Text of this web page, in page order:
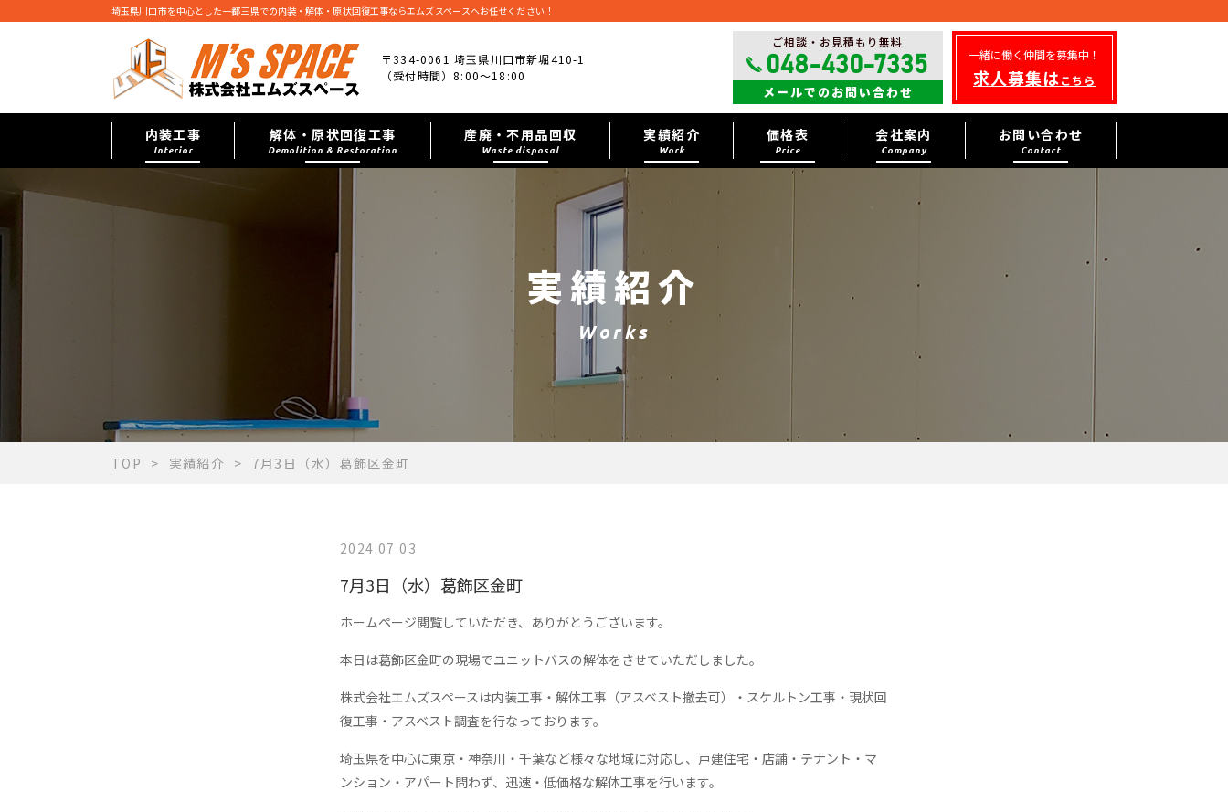
埼玉県川口市を中心とした一都三県での内装・解体・原状回復工事ならエムズスペースへお任せください！
〒334-0061 埼玉県川口市新堀410-1
（受付時間）8:00～18:00
ご相談・お見積もり無料
048-430-7335
メールでのお問い合わせ
一緒に働く仲間を募集中！
求人募集はこちら
内装工事
Interior
解体・原状回復工事
Demolition & Restoration
産廃・不用品回収
Waste disposal
実績紹介
Work
価格表
Price
会社案内
Company
お問い合わせ
Contact
実績紹介
Works
TOP 実績紹介 7月3日（水）葛飾区金町
2024.07.03
7月3日（水）葛飾区金町
ホームページ閲覧していただき、ありがとうございます。
本日は葛飾区金町の現場でユニットバスの解体をさせていただしました。
株式会社エムズスペースは内装工事・解体工事（アスベスト撤去可）・スケルトン工事・現状回
復工事・アスベスト調査を行なっております。
埼玉県を中心に東京・神奈川・千葉など様々な地域に対応し、戸建住宅・店舗・テナント・マ
ンション・アパート問わず、迅速・低価格な解体工事を行います。